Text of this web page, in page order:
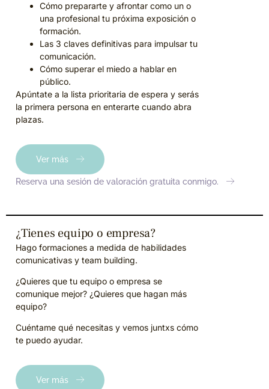
Cómo prepararte y afrontar como un o
una profesional tu próxima exposición o
formación.
Las 3 claves definitivas para impulsar tu
comunicación.
Cómo superar el miedo a hablar en
público.
Apúntate a la lista prioritaria de espera y serás
la primera persona en enterarte cuando abra
plazas.
Ver más
Reserva una sesión de valoración gratuita conmigo.
¿Tienes equipo o empresa?
Hago formaciones a medida de habilidades
comunicativas y team building.
¿Quieres que tu equipo o empresa se
comunique mejor? ¿Quieres que hagan más
equipo?
Cuéntame qué necesitas y vemos juntxs cómo
te puedo ayudar.
Ver más